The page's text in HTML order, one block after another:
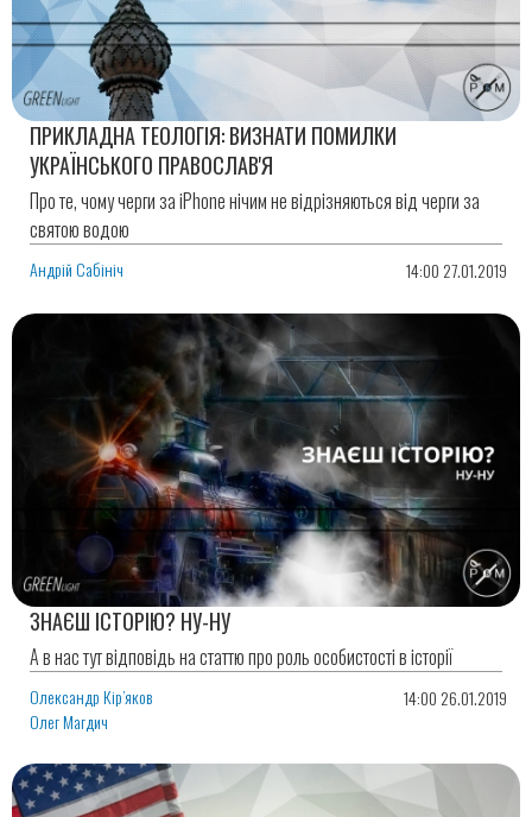
ПРИКЛАДНА ТЕОЛОГІЯ: ВИЗНАТИ ПОМИЛКИ
УКРАЇНСЬКОГО ПРАВОСЛАВ'Я
Про те, чому черги за iPhone нічим не відрізняються від черги за
святою водою
Андрій Сабініч 14:00 27.01.2019
ЗНАЄШ ІСТОРІЮ? НУ-НУ
А в нас тут відповідь на статтю про роль особистості в історії
Олександр Кір’яков
Олег Магдич
14:00 26.01.2019